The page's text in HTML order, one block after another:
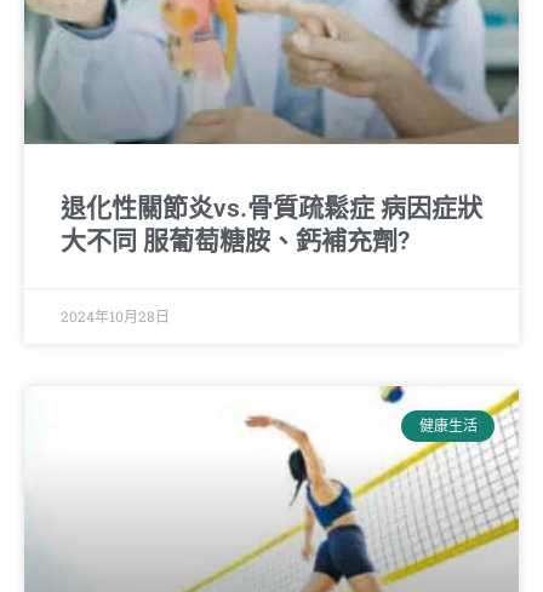
退化性關節炎vs.骨質疏鬆症 病因症狀
大不同 服葡萄糖胺、鈣補充劑?
2024年10月28日
健康生活